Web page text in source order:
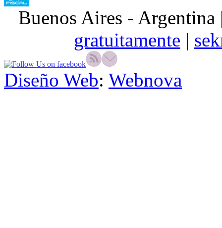
Buenos Aires -
gratuitamente |
Diseño Web: Webnova